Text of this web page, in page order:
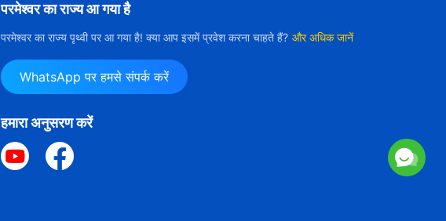
परमेश्वर का राज्य आ गया है
परमेश्वर का राज्य पृथ्वी पर आ गया है! क्या आप इसमें प्रवेश करना चाहते हैं? और अधिक जानें
WhatsApp पर हमसे संपर्क करें
हमारा अनुसरण करें